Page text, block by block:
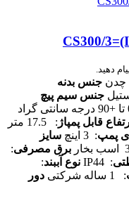
دهید.
چدن جنس بدنه
جنس سیم پیچ
قابل پمپاژ : 17.5 متر
پمپ: 3 اینچ
سایز
برق مصرفی:
: IP44 نوع آببند:
: 1 ساله شرکتی
دور